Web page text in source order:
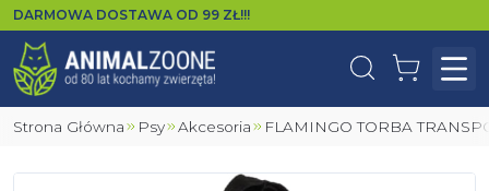
DARMOWA DOSTAWA OD 99 ZŁ!!!
WyszukajKoszyk
Strona Główna Psy Akcesoria FLAMINGO TORBA